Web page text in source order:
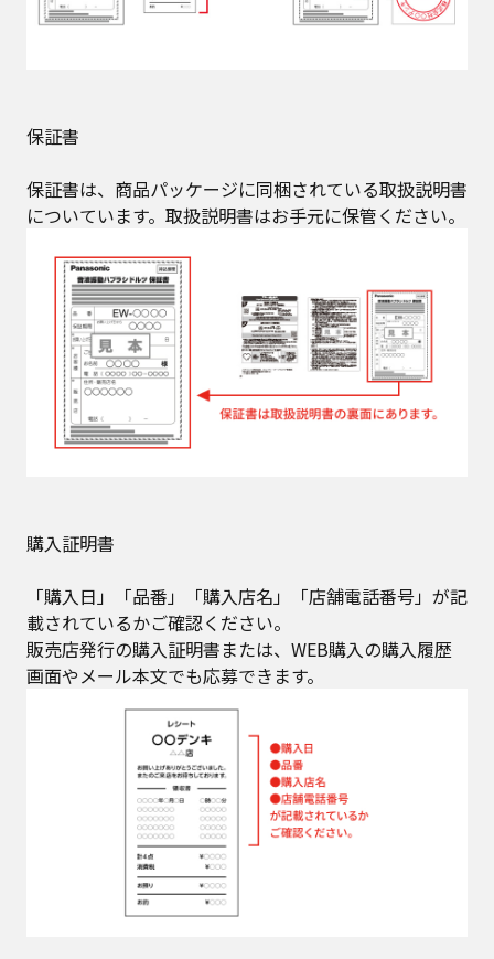
保証書
保証書は、商品パッケージに同梱されている取扱説明書
についています。取扱説明書はお手元に保管ください。
購入証明書
「購入日」「品番」「購入店名」「店舗電話番号」が記
載されているかご確認ください。​
販売店発行の購入証明書または、WEB購入の購入履歴
画面やメール本文でも応募できます。